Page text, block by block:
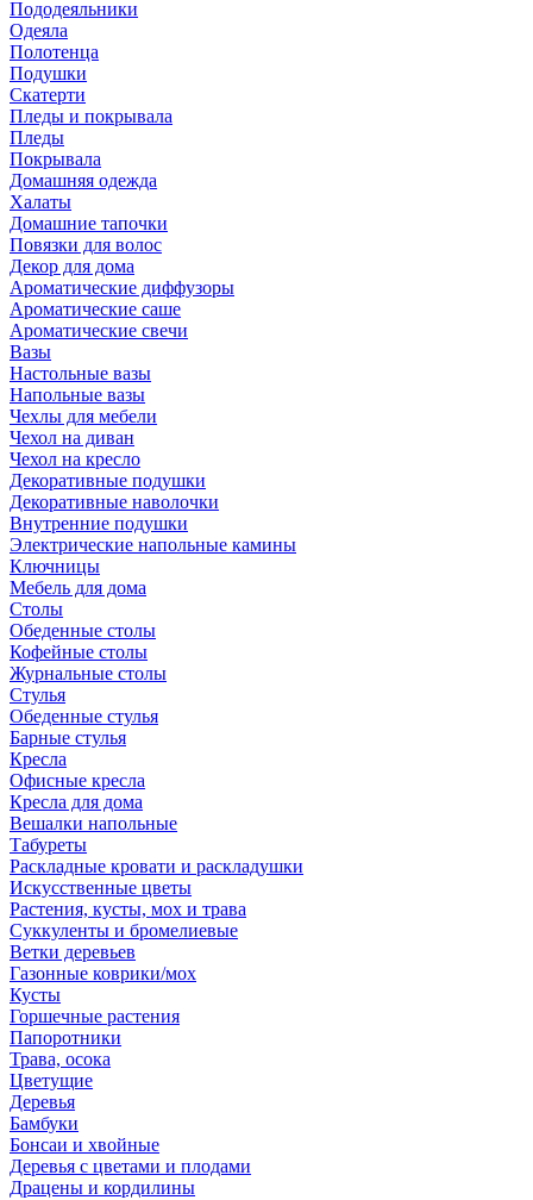
Пододеяльники
Одеяла
Полотенца
Подушки
Скатерти
Пледы и покрывала
Пледы
Покрывала
Домашняя одежда
Халаты
Домашние тапочки
Повязки для волос
Декор для дома
Ароматические диффузоры
Ароматические саше
Ароматические свечи
Вазы
Настольные вазы
Напольные вазы
Чехлы для мебели
Чехол на диван
Чехол на кресло
Декоративные подушки
Декоративные наволочки
Внутренние подушки
Электрические напольные камины
Ключницы
Мебель для дома
Столы
Обеденные столы
Кофейные столы
Журнальные столы
Стулья
Обеденные стулья
Барные стулья
Кресла
Офисные кресла
Кресла для дома
Вешалки напольные
Табуреты
Раскладные кровати и раскладушки
Искусственные цветы
Растения, кусты, мох и трава
Суккуленты и бромелиевые
Ветки деревьев
Газонные коврики/мох
Кусты
Горшечные растения
Папоротники
Трава, осока
Цветущие
Деревья
Бамбуки
Бонсаи и хвойные
Деревья с цветами и плодами
Драцены и кордилины